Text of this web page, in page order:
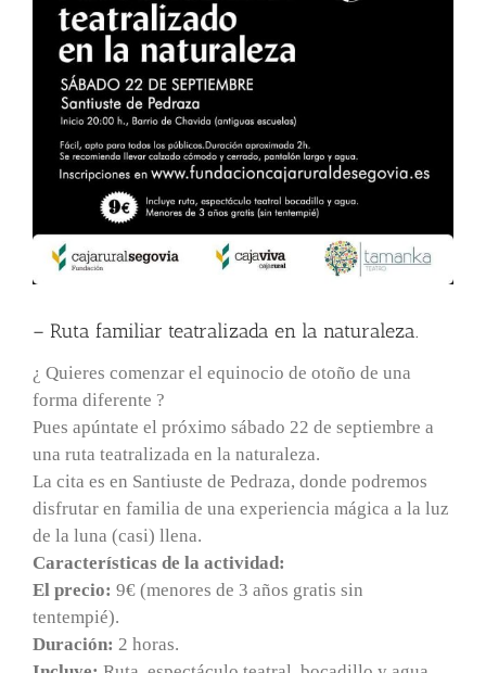
– Ruta familiar teatralizada en la naturaleza.
¿ Quieres comenzar el equinocio de otoño de una
forma diferente ?
Pues apúntate el próximo sábado 22 de septiembre a
una ruta teatralizada en la naturaleza.
La cita es en Santiuste de Pedraza, donde podremos
disfrutar en familia de una experiencia mágica a la luz
de la luna (casi) llena.
Características de la actividad:
El precio: 9€ (menores de 3 años gratis sin
tentempié).
Duración: 2 horas.